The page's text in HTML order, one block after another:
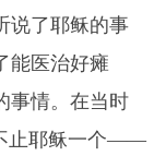
说了耶稣的事
能医治好瘫
事情。在当时
止耶稣一个——